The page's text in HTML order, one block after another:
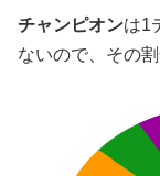
チャンピオンは1
ないので、その